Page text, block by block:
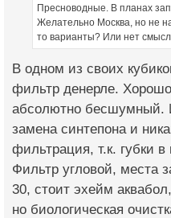
Пресноводные. В планах
Желательно Москва, но не
то варианты? Или нет
В одном из своих
фильтр денерле.
абсолютно бесшумный.
замена синтепона и
фильтрация, т.к. губки в
Фильтр угловой, места
30, стоит эхейм
но биологическая